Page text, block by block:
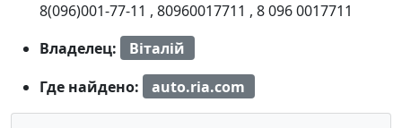
8(096)001-77-11 , 80960017711 , 8 096 0017711
Владелец:
Віталій
Где найдено:
auto.ria.com